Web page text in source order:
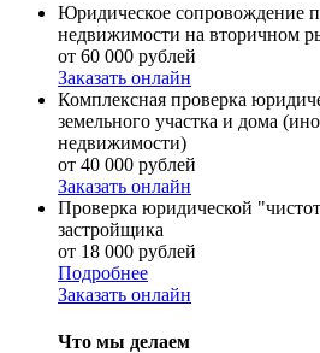
Юридическое сопровождение
недвижимости на вторичном
от 60 000 рублей
Заказать онлайн
Комплексная проверка
земельного участка и дома
недвижимости)
от 40 000 рублей
Заказать онлайн
Проверка юридической
застройщика
от 18 000 рублей
Подробнее
Заказать онлайн
Что мы делаем